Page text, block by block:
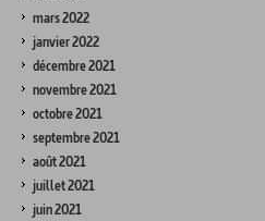
mars 2022
janvier 2022
décembre 2021
novembre 2021
octobre 2021
septembre 2021
août 2021
juillet 2021
juin 2021